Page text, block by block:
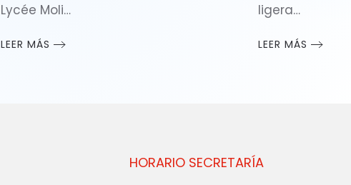
Lycée Moli…
LEER MÁS
ligera…
LEER MÁS
HORARIO SECRETARÍA